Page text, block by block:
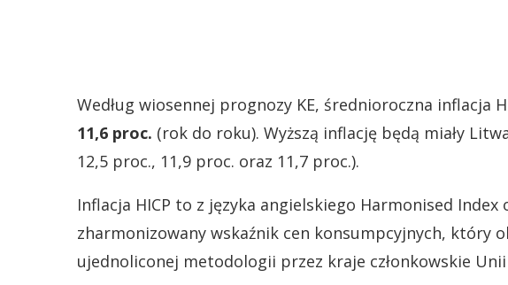
Według wiosennej prognozy KE, średnioroczna inflacja
11,6 proc. (rok do roku). Wyższą inflację będą miały
12,5 proc., 11,9 proc. oraz 11,7 proc.).
Inflacja HICP to z języka angielskiego Harmonised Index
zharmonizowany wskaźnik cen konsumpcyjnych, który
ujednoliconej metodologii przez kraje członkowskie